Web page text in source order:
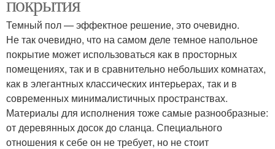
Темный пол — эффектное решение, это очевидно.
Не так очевидно, что на самом деле темное напольное
покрытие может использоваться как в просторных
помещениях, так и в сравнительно небольших комнатах,
как в элегантных классических интерьерах, так и в
современных минималистичных пространствах.
Материалы для исполнения тоже самые разнообразные:
от деревянных досок до сланца. Специального
отношения к себе он не требует, но не стоит